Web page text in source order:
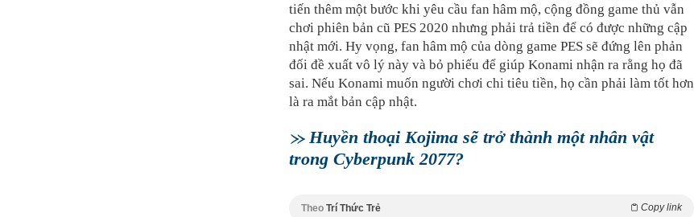
tiến thêm một bước khi yêu cầu fan hâm mộ, cộng đồng game thủ vẫn
chơi phiên bản cũ PES 2020 nhưng phải trả tiền để có được những cập
nhật mới. Hy vọng, fan hâm mộ của dòng game PES sẽ đứng lên phản
đối đề xuất vô lý này và bỏ phiếu để giúp Konami nhận ra rằng họ đã
sai. Nếu Konami muốn người chơi chi tiêu tiền, họ cần phải làm tốt hơn
là ra mắt bản cập nhật.
Huyền thoại Kojima sẽ trở thành một nhân vật
trong Cyberpunk 2077?
Theo Trí Thức Trẻ Copy link